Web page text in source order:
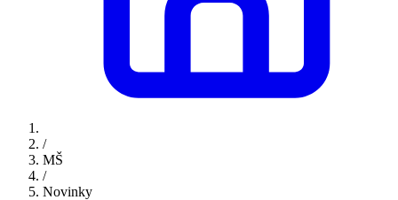
/
MŠ
/
Novinky